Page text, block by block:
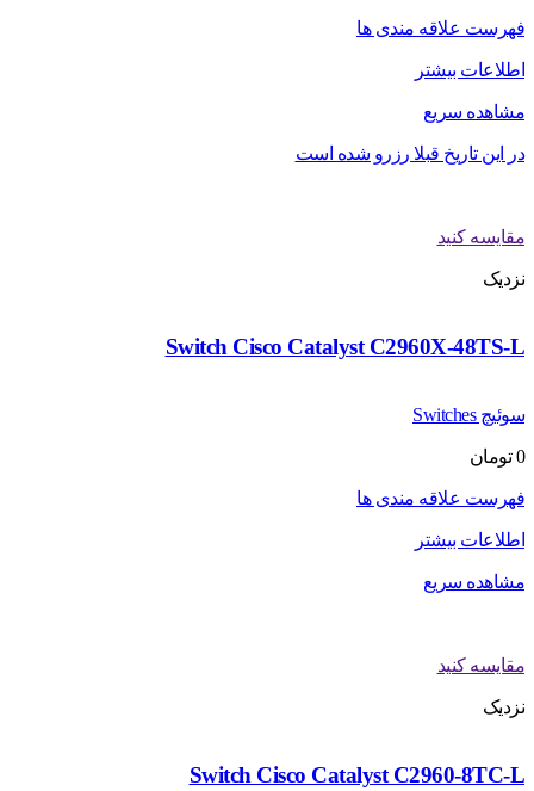
فهرست علاقه مندی ها
اطلاعات بیشتر
مشاهده سریع
در این تاریخ قبلا رزرو شده است
مقایسه کنید
نزدیک
Switch Cisco Catalyst C2960X-48TS-L
سوئیچ Switches
0 تومان
فهرست علاقه مندی ها
اطلاعات بیشتر
مشاهده سریع
مقایسه کنید
نزدیک
Switch Cisco Catalyst C2960-8TC-L